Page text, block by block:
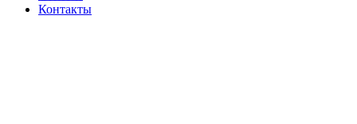
Контакты